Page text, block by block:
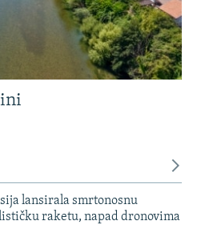
lansirala smrtonosnu
raketu, napad dronovima